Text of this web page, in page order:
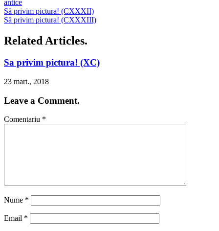
antice
Să privim pictura! (CXXXII)
Să privim pictura! (CXXXIII)
Related Articles.
Sa privim pictura! (XC)
23 mart., 2018
Leave a Comment.
Comentariu *
Nume *
Email *